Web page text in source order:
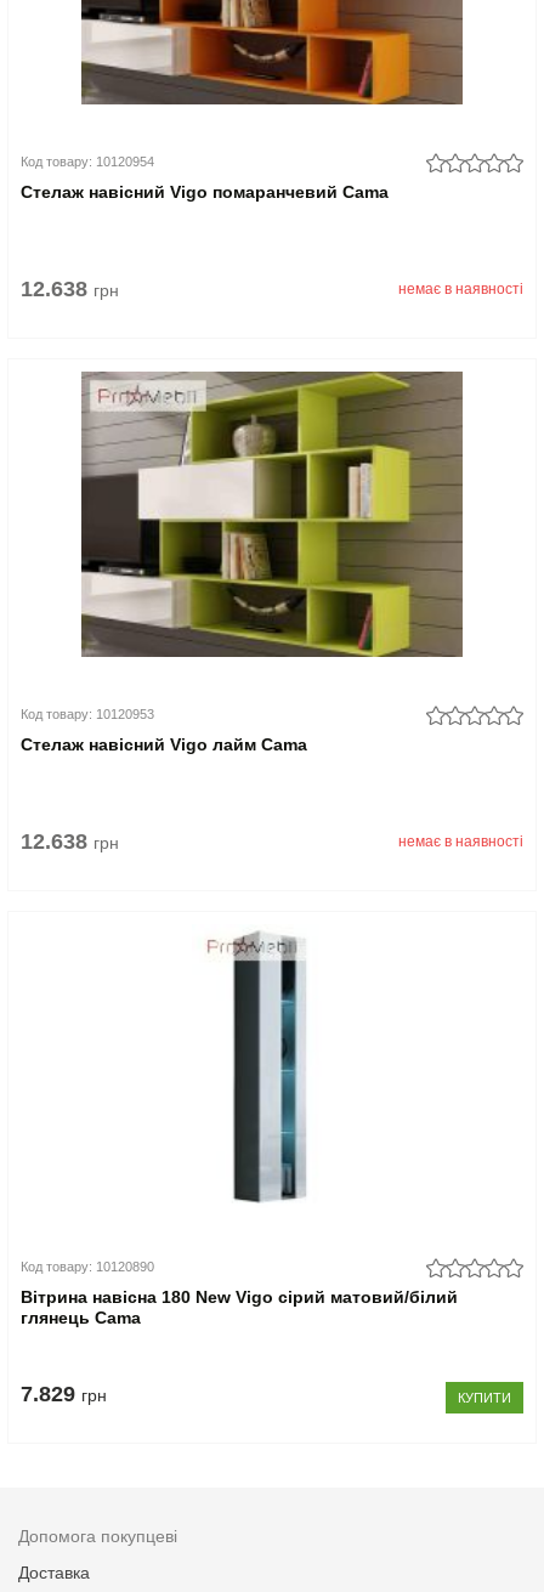
Код товару: 10120954
Стелаж навісний Vigo помаранчевий Cama
12.638 грн немає в наявності
Код товару: 10120953
Стелаж навісний Vigo лайм Cama
12.638 грн немає в наявності
Код товару: 10120890
Вітрина навісна 180 New Vigo сірий матовий/білий
глянець Cama
7.829 грн КУПИТИ
Допомога покупцеві
Доставка